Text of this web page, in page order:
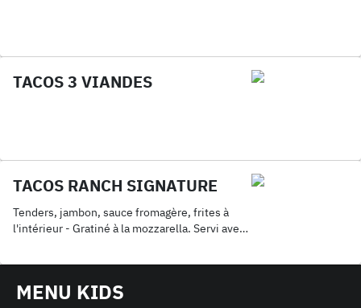
TACOS 3 VIANDES
TACOS RANCH SIGNATURE
Tenders, jambon, sauce fromagère, frites à
l'intérieur - Gratiné à la mozzarella. Servi avec
MENU KIDS